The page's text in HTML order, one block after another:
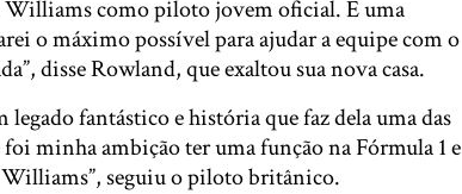
Williams como piloto jovem oficial. É uma
o máximo possível para ajudar a equipe com o
disse Rowland, que exaltou sua nova casa.
fantástico e história que faz dela uma das
minha ambição ter uma função na Fórmula 1 e
seguiu o piloto britânico.